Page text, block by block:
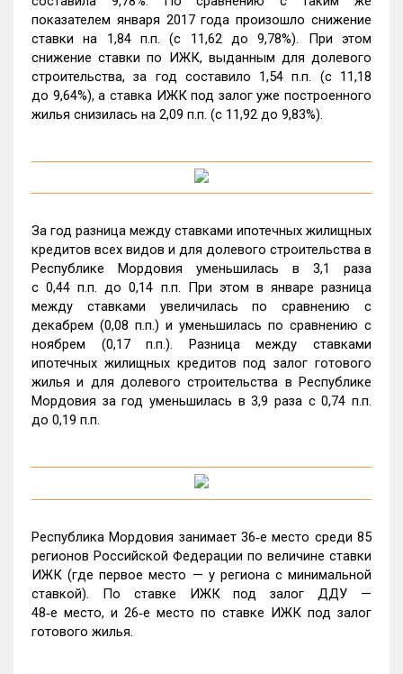
показателем января 2017 года произошло снижение
ставки на 1,84 п.п. (с 11,62 до 9,78%). При этом
снижение ставки по ИЖК, выданным для долевого
строительства, за год составило 1,54 п.п. (с 11,18
до 9,64%), а ставка ИЖК под залог уже построенного
жилья снизилась на 2,09 п.п. (с 11,92 до 9,83%).
За год разница между ставками ипотечных жилищных
кредитов всех видов и для долевого строительства в
Республике Мордовия уменьшилась в 3,1 раза
с 0,44 п.п. до 0,14 п.п. При этом в январе разница
между ставками увеличилась по сравнению с
декабрем (0,08 п.п.) и уменьшилась по сравнению с
ноябрем (0,17 п.п.). Разница между ставками
ипотечных жилищных кредитов под залог готового
жилья и для долевого строительства в Республике
Мордовия за год уменьшилась в 3,9 раза с 0,74 п.п.
до 0,19 п.п.
Республика Мордовия занимает 36‑е место среди 85
регионов Российской Федерации по величине ставки
ИЖК (где первое место — у региона с минимальной
ставкой). По ставке ИЖК под залог ДДУ —
48‑е место, и 26‑е место по ставке ИЖК под залог
готового жилья.